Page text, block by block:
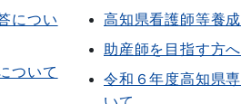
につい
ついて
高知県看護師等養
助産師を目指す方
令和６年度高知県